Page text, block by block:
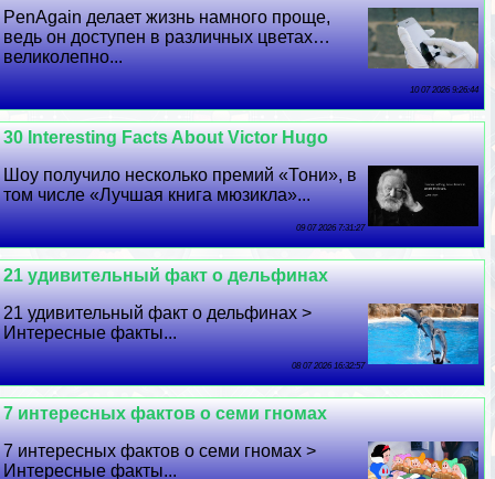
PenAgain делает жизнь намного проще,
ведь он доступен в различных цветах…
великолепно...
10 07 2026 9:26:44
30 Interesting Facts About Victor Hugo
Шоу получило несколько премий «Тони», в
том числе «Лучшая книга мюзикла»...
09 07 2026 7:31:27
21 удивительный факт о дельфинах
21 удивительный факт о дельфинах >
Интересные факты...
08 07 2026 16:32:57
7 интересных фактов о семи гномах
7 интересных фактов о семи гномах >
Интересные факты...